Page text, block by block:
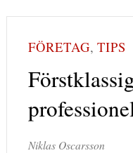
FÖRETAG, TIPS
Niklas Oscarsson